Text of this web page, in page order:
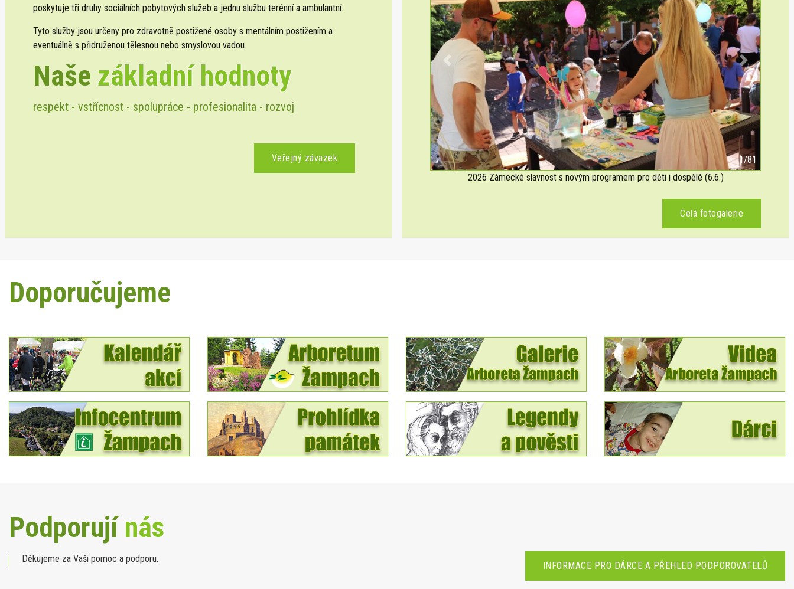
poskytuje tři druhy sociálních pobytových služeb a jednu službu terénní a ambulantní.
Tyto služby jsou určeny pro zdravotně postižené osoby s mentálním postižením a
eventuálně s přidruženou tělesnou nebo smyslovou vadou.
Naše základní hodnoty
respekt - vstřícnost - spolupráce - profesionalita - rozvoj
Veřejný závazek 2/81
Previous Next
2026 Zámecké slavnost s novým programem pro děti i dospělé (6.6.)
Celá fotogalerie
Doporučujeme
Podporujínás
Děkujeme za Vaši pomoc a podporu.
INFORMACE PRO DÁRCE A PŘEHLED PODPOROVATELŮ